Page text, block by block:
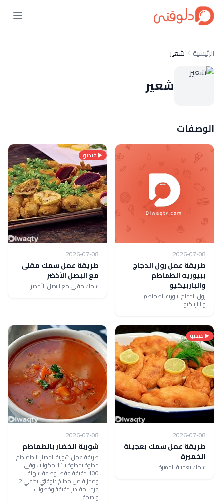
الرئيسية شعير
شعير
الوصفات
2026-07-08
طريقة عمل رول الدجاج
ببيوريه الطماطم
والباربيكيو
رول الدجاج ببيوريه الطماطم
والباربيكيو
فيديو
2026-07-08
طريقة عمل سمك مقلى
مع البصل الأخضر
سمك مقلى مع البصل الأخضر
فيديو
2026-07-08
طريقة عمل سمك بعجينة
الخميرة
سمك بعجينة الخميرة
2026-07-08
شوربة الخضار بالطماطم
طريقة عمل شوربة الخضار بالطماطم
خطوة بخطوة بـ11 مكونات وفي
100 دقيقة فقط. وصفة سهلة
ومجرّبة من مطبخ دلوقتي تكفي 2
فرد، بمقادير دقيقة وخطوات
واضحة.